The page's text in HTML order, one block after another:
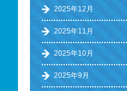
2025年12月
2025年11月
2025年10月
2025年9月